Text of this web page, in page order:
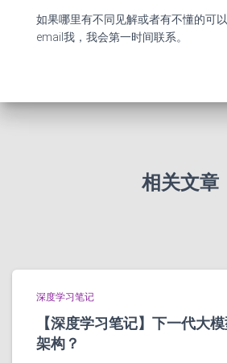
如果哪里有不同见解或者有不懂的可
email我，我会第一时间联系。
相关文章
深度学习笔记
【深度学习笔记】下一代大
架构？